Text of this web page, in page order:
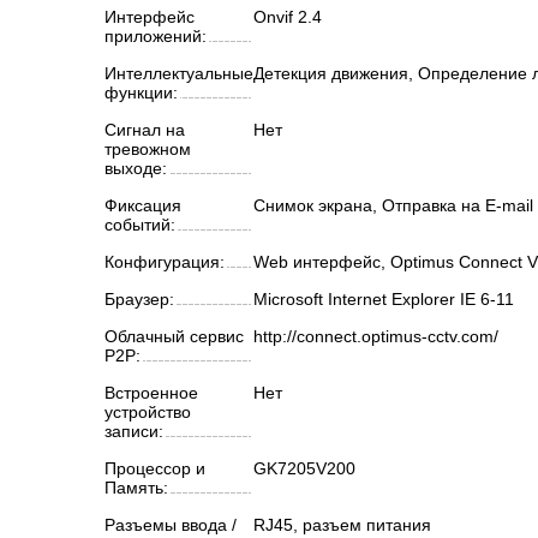
Интерфейс
приложений:
Onvif 2.4
Интеллектуальные
функции:
Детекция движения, Определение
Сигнал на
тревожном
выходе:
Нет
Фиксация
событий:
Снимок экрана, Отправка на E-mail
Конфигурация:
Web интерфейс, Optimus Connect
Браузер:
Microsoft Internet Explorer IE 6-11
Облачный сервис
P2P:
http://connect.optimus-cctv.com/
Встроенное
устройство
записи:
Нет
Процессор и
Память:
GK7205V200
Разъемы ввода /
RJ45, разъем питания